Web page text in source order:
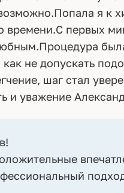
я к
времени.С первых
не допускать
шаг стал
и уважение